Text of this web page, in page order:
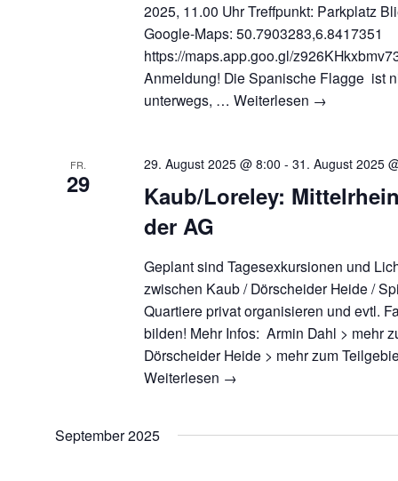
2025, 11.00 Uhr Treffpunkt: Parkplatz
Google-Maps: 50.7903283,6.8417351
https://maps.app.goo.gl/
Anmeldung! Die Spanische Flagge ist
unterwegs, …Weiterlesen →
FR.
29
Kaub/Loreley:
der AG
29. August 2025 @ 8:00 -31. August 2025
Geplant sind Tagesexkursionen und
zwischen Kaub / Dörscheider Heide /
Quartiere privat organisieren und evtl.
bilden! Mehr Infos: Armin Dahl > mehr
Dörscheider Heide > mehr zum
Weiterlesen →
September 2025